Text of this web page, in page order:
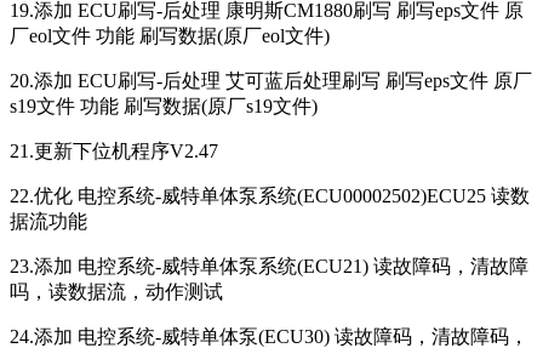
19.添加 ECU刷写-后处理 康明斯CM1880刷写 刷写eps文件 原
厂eol文件 功能 刷写数据(原厂eol文件)
20.添加 ECU刷写-后处理 艾可蓝后处理刷写 刷写eps文件 原厂
s19文件 功能 刷写数据(原厂s19文件)
21.更新下位机程序V2.47
22.优化 电控系统-威特单体泵系统(ECU00002502)ECU25 读数
据流功能
23.添加 电控系统-威特单体泵系统(ECU21) 读故障码，清故障
吗，读数据流，动作测试
24.添加 电控系统-威特单体泵(ECU30) 读故障码，清故障码，